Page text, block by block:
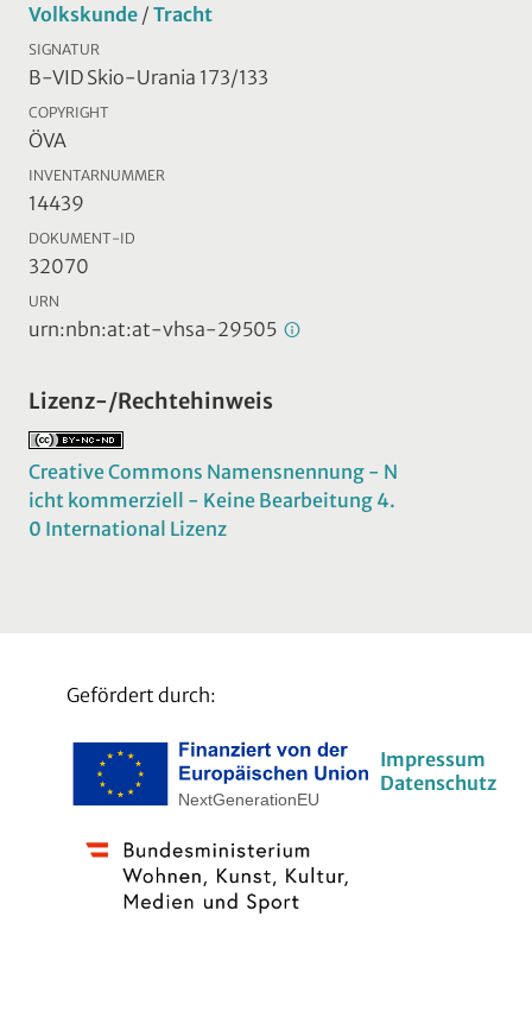
Volkskunde / Tracht
SIGNATUR
B-VID Skio-Urania 173/133
COPYRIGHT
ÖVA
INVENTARNUMMER
14439
DOKUMENT-ID
32070
URN
urn:nbn:at:at-vhsa-29505
Lizenz-/Rechtehinweis
Creative Commons Namensnennung - N
icht kommerziell - Keine Bearbeitung 4.
0 International Lizenz
Gefördert durch:
Impressum
Datenschutz